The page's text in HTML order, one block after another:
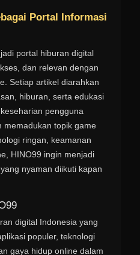
Portal Informasi
portal hiburan digital
dan relevan dengan
Setiap artikel diarahkan
hiburan, serta edukasi
pengguna
memadukan topik game
ringan, keamanan
HINO99 ingin menjadi
nyaman diikuti kapan
digital Indonesia yang
populer, teknologi
gaya hidup online dalam